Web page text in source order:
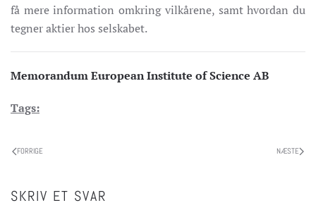
få mere information omkring vilkårene, samt hvordan du
tegner aktier hos selskabet.
Memorandum European Institute of Science AB
Tags:
FORRIGE NÆSTE
SKRIV ET SVAR